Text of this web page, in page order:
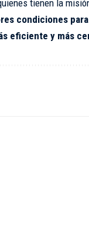
tienen la
condiciones
eficiente y más